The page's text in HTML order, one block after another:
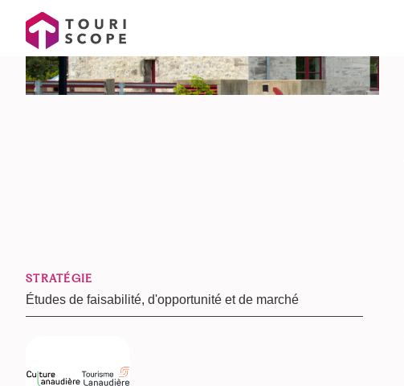
STRATÉGIE
Études de faisabilité, d'opportunité et de marché